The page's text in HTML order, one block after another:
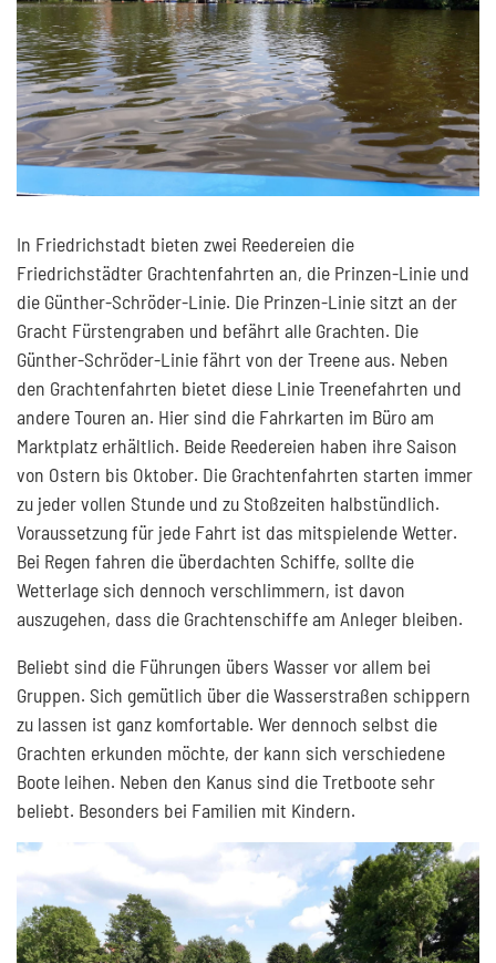
In Friedrichstadt bieten zwei Reedereien die
Friedrichstädter Grachtenfahrten an, die Prinzen-Linie und
die Günther-Schröder-Linie. Die Prinzen-Linie sitzt an der
Gracht Fürstengraben und befährt alle Grachten. Die
Günther-Schröder-Linie fährt von der Treene aus. Neben
den Grachtenfahrten bietet diese Linie Treenefahrten und
andere Touren an. Hier sind die Fahrkarten im Büro am
Marktplatz erhältlich. Beide Reedereien haben ihre Saison
von Ostern bis Oktober. Die Grachtenfahrten starten immer
zu jeder vollen Stunde und zu Stoßzeiten halbstündlich.
Voraussetzung für jede Fahrt ist das mitspielende Wetter.
Bei Regen fahren die überdachten Schiffe, sollte die
Wetterlage sich dennoch verschlimmern, ist davon
auszugehen, dass die Grachtenschiffe am Anleger bleiben.
Beliebt sind die Führungen übers Wasser vor allem bei
Gruppen. Sich gemütlich über die Wasserstraßen schippern
zu lassen ist ganz komfortable. Wer dennoch selbst die
Grachten erkunden möchte, der kann sich verschiedene
Boote leihen. Neben den Kanus sind die Tretboote sehr
beliebt. Besonders bei Familien mit Kindern.